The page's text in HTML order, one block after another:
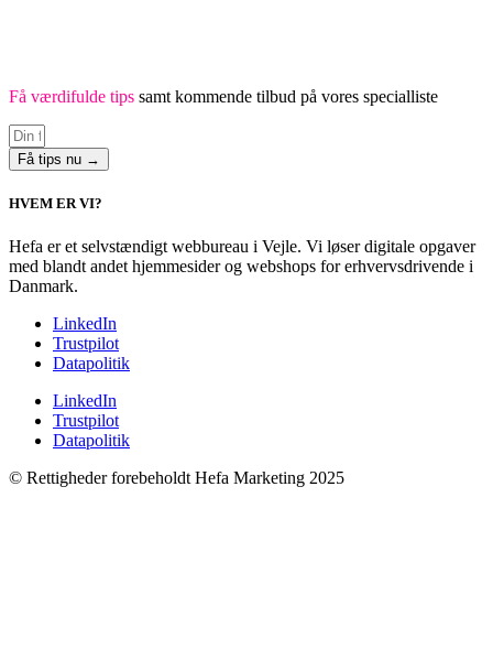
Få værdifulde tips samt kommende tilbud på vores specialliste
Få tips nu →
HVEM ER VI?
Hefa er et selvstændigt webbureau i Vejle. Vi løser digitale opgaver
med blandt andet hjemmesider og webshops for erhvervsdrivende i
Danmark.
LinkedIn
Trustpilot
Datapolitik
LinkedIn
Trustpilot
Datapolitik
© Rettigheder forebeholdt Hefa Marketing 2025